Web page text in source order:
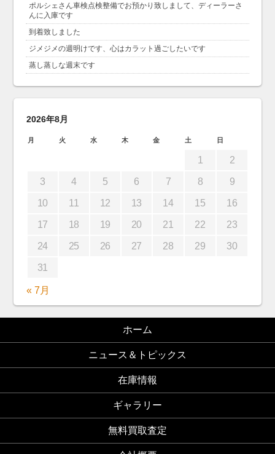
ポルシェさん車検点検整備でお預かり致しまして、ディーラーさ
んに入庫です
到着致しました
ジメジメの週明けです、心はカラット過ごしたいです
蒸し蒸しな週末です
2026年8月
月 火 水 木 金 土 日
1 2
3 4 5 6 7 8 9
10 11 12 13 14 15 16
17 18 19 20 21 22 23
24 25 26 27 28 29 30
31
« 7月
ホーム
ニュース＆トピックス
在庫情報
ギャラリー
無料買取査定